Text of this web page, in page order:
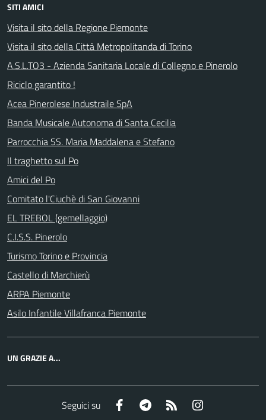
SITI AMICI
Visita il sito della Regione Piemonte
Visita il sito della Città Metropolitanda di Torino
A.S.L.TO3 - Azienda Sanitaria Locale di Collegno e Pinerolo
Riciclo garantito !
Acea Pinerolese Industraile SpA
Banda Musicale Autonoma di Santa Cecilia
Parrocchia SS. Maria Maddalena e Stefano
Il traghetto sul Po
Amici del Po
Comitato l'Ciuchè di San Giovanni
EL TREBOL (gemellaggio)
C.I.S.S. Pinerolo
Turismo Torino e Provincia
Castello di Marchierù
ARPA Piemonte
Asilo Infantile Villafranca Piemonte
UN GRAZIE A...
Seguici su Facebook Telegram RSS